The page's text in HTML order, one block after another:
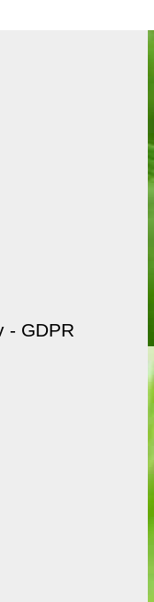
- GDPR